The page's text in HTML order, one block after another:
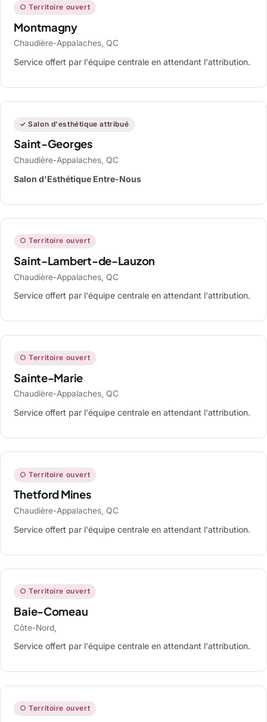
○ Territoire ouvert
Montmagny
Chaudière-Appalaches, QC
Service offert par l'équipe centrale en attendant l'attribution.
✓ Salon d'esthétique attribué
Saint-Georges
Chaudière-Appalaches, QC
Salon d'Esthétique Entre-Nous
○ Territoire ouvert
Saint-Lambert-de-Lauzon
Chaudière-Appalaches, QC
Service offert par l'équipe centrale en attendant l'attribution.
○ Territoire ouvert
Sainte-Marie
Chaudière-Appalaches, QC
Service offert par l'équipe centrale en attendant l'attribution.
○ Territoire ouvert
Thetford Mines
Chaudière-Appalaches, QC
Service offert par l'équipe centrale en attendant l'attribution.
○ Territoire ouvert
Baie-Comeau
Côte-Nord,
Service offert par l'équipe centrale en attendant l'attribution.
○ Territoire ouvert